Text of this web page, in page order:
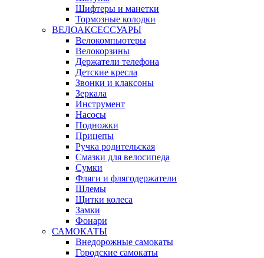
Шифтеры и манетки
Тормозные колодки
ВЕЛОАКСЕССУАРЫ
Велокомпьютеры
Велокорзины
Держатели телефона
Детские кресла
Звонки и клаксоны
Зеркала
Инструмент
Насосы
Подножки
Прицепы
Ручка родительская
Смазки для велосипеда
Сумки
Фляги и флягодержатели
Шлемы
Щитки колеса
Замки
Фонари
САМОКАТЫ
Внедорожные самокаты
Городские самокаты